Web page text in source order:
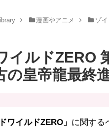
漫画やアニメ ゾ
イルドZERO
の皇帝龍最終進
ワイルドZERO」 に関する